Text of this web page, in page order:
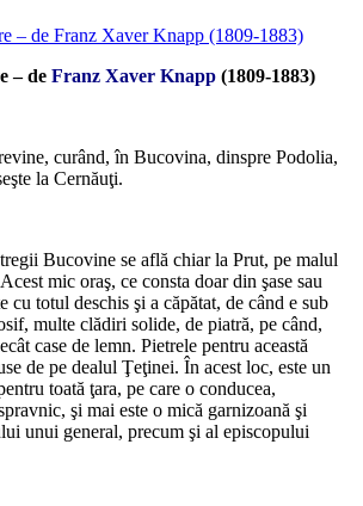
– de Franz Xaver Knapp (1809-1883)
curând, în Bucovina, dinspre Podolia,
la Cernăuţi.
Bucovine se află chiar la Prut, pe malul
mic oraş, ce consta doar din şase sau
cu totul deschis şi a căpătat, de când e sub
multe clădiri solide, de piatră, pe când,
case de lemn. Pietrele pentru această
de pe dealul Ţeţinei. În acest loc, este un
toată ţara, pe care o conducea,
şi mai este o mică garnizoană şi
unui general, precum şi al episcopului